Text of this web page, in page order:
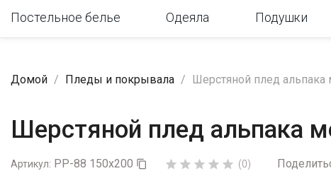
Постельное белье Одеяла Подушки
Домой Пледы и покрывала Шерстяной плед
Шерстяной плед альпака
Артикул: PP-88 150х200       (0)